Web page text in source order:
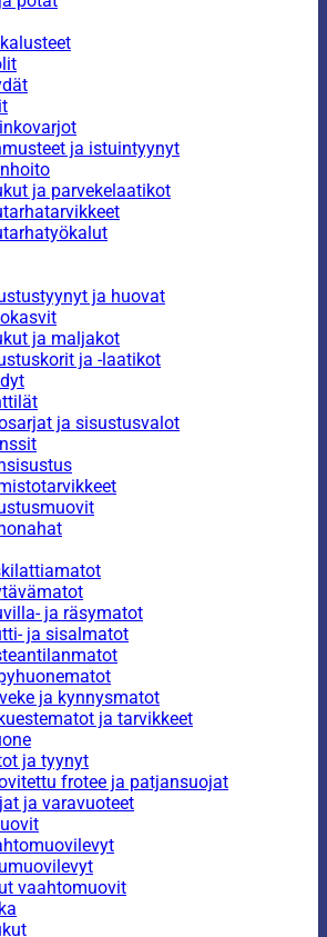
ja istuintyynyt
ja parvekelaatikot
ja huovat
ja maljakot
ja -laatikot
ja sisustusvalot
ja räsymatot
ja sisalmatot
ja kynnysmatot
ja tarvikkeet
ja tyynyt
frotee ja patjansuojat
ja varavuoteet
vaahtomuovit